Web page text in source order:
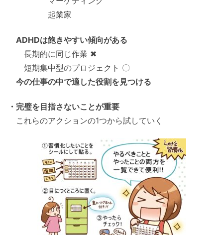
起業家
ADHDは飽きやすい傾向がある
長期的に同じ作業 ✖
短期集中型のプロジェクト 〇
今の仕事の中で適した役割を見つける
・完璧を目指さないことが重要
これらのアクションの1つから試していく